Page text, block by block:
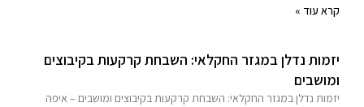
קרא עוד »
יזמות נדלן במגזר החקלאי: השבחת קרקעות בקיבוצים
ומושבים
יזמות נדלן במגזר החקלאי: השבחת קרקעות בקיבוצים ומושבים – איפה